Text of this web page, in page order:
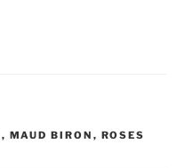
, MAUD BIRON , ROSES